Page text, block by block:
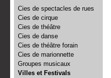
Cies de spectacles de rues
Cies de cirque
Cies de théâtre
Cies de danse
Cies de théâtre forain
Cies de marionnette
Groupes musicaux
Villes et Festivals